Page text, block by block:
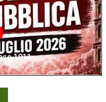
1911